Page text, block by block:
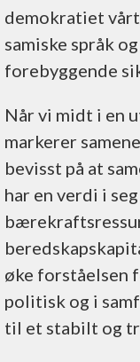
demokratiet
samiske språk
forebyggende
Når vi midt i en
markerer
bevisst på at
har en verdi i
øke forståelsen
politisk og i
til et stabilt og